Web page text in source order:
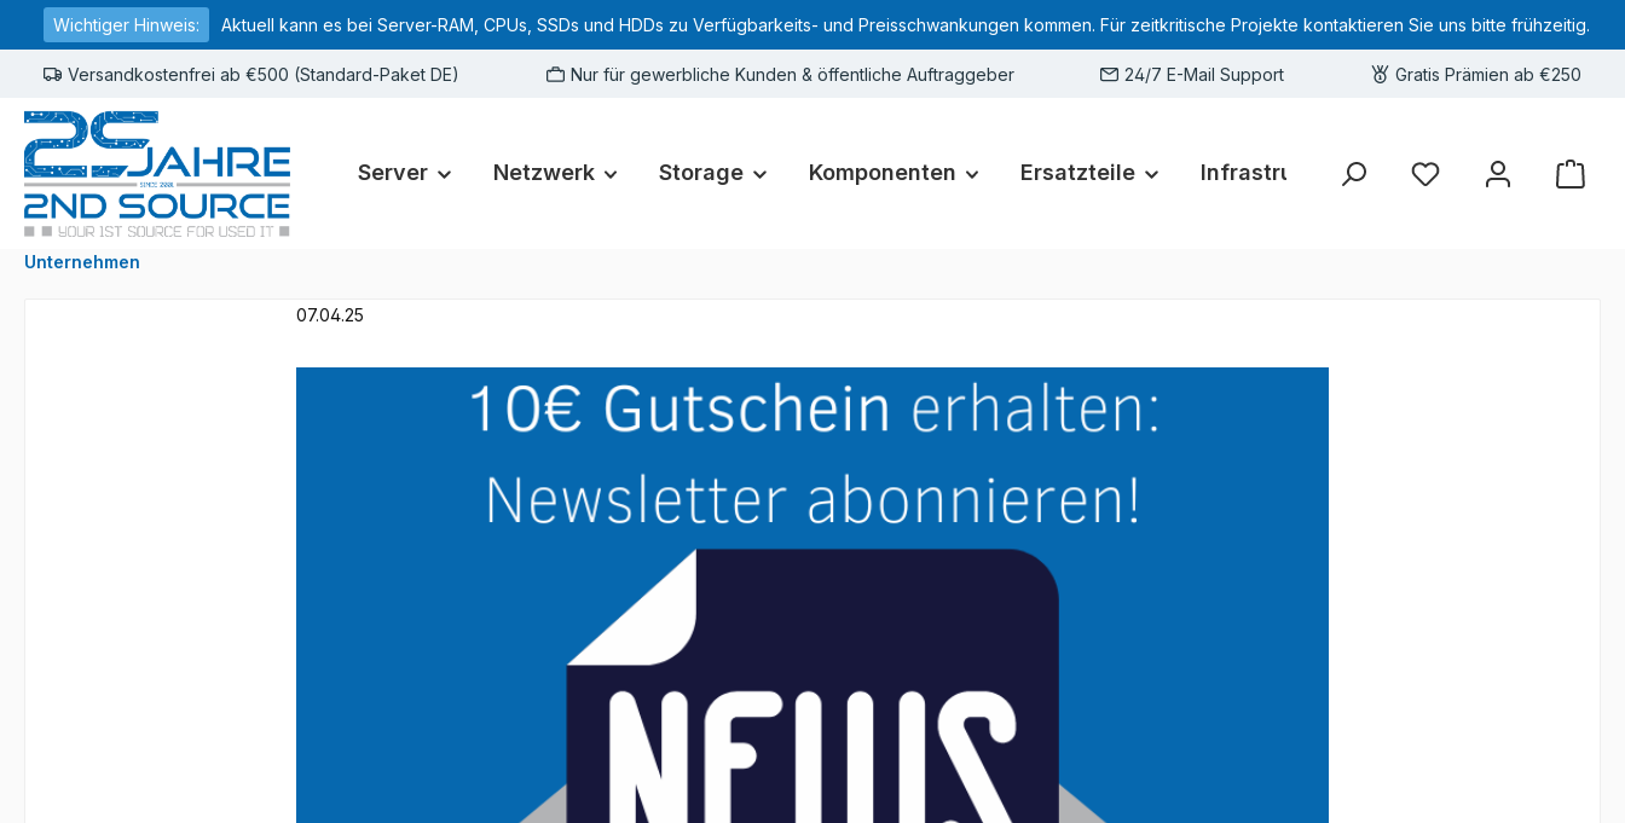
Zur Hauptnavigation springen
Wichtiger Hinweis: Aktuell kann es bei Server-RAM, CPUs, SSDs und HDDs zu Verfügbarkeits- und Preisschwankungen kommen. Für zeitkritische Projekte kontaktieren Sie uns bitte frühzeitig.
Versandkostenfrei ab €500 (Standard-Paket DE) Nur für gewerbliche Kunden & öffentliche Auftraggeber 24/7 E-Mail Support Gratis Prämien ab €250
Server Netzwerk Storage Komponenten Ersatzteile Infrastruktur Hardware-Deals
Sie haben 0 Produkte
Unternehmen
07.04.25